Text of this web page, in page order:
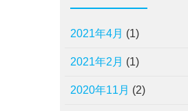
2021年4月 (1)
2021年2月 (1)
2020年11月 (2)